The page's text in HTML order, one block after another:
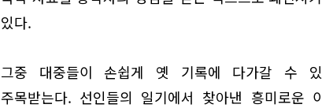
있다.
그중 대중들이 손쉽게 옛 기록에 다가갈 수 있
주목받는다. 선인들의 일기에서 찾아낸 흥미로운